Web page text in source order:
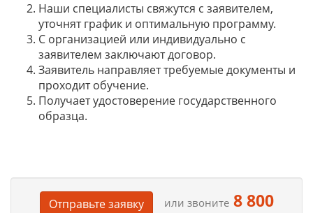
Наши специалисты свяжутся с заявителем,
уточнят график и оптимальную программу.
С организацией или индивидуально с
заявителем заключают договор.
Заявитель направляет требуемые документы и
проходит обучение.
Получает удостоверение государственного
образца.
Отправьте заявку или звоните8 800